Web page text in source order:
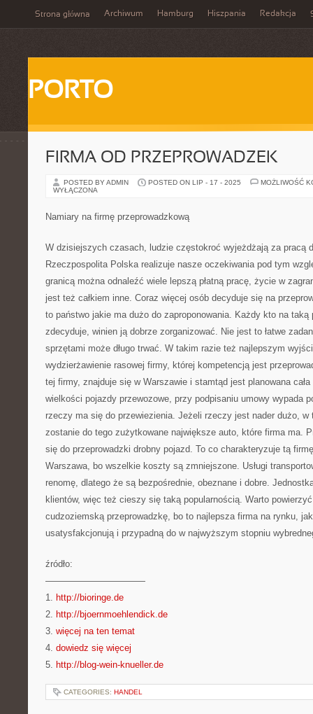
Strona główna Archiwum Hamburg Hiszpania Redakcja
PORTO
FIRMA OD PRZEPROWADZEK
POSTED BY ADMIN POSTED ON LIP - 17 - 2025
MOŻLIWOŚĆ
WYŁĄCZONA
Namiary na firmę przeprowadzkową
W dzisiejszych czasach, ludzie częstokroć wyjeżdżają za pracą
Rzeczpospolita Polska realizuje nasze oczekiwania pod tym
granicą można odnaleźć wiele lepszą płatną pracę, życie w
jest też całkiem inne. Coraz więcej osób decyduje się na
to państwo jakie ma dużo do zaproponowania. Każdy kto na taką
zdecyduje, winien ją dobrze zorganizować. Nie jest to łatwe
sprzętami może długo trwać. W takim razie też najlepszym
wydzierżawienie rasowej firmy, której kompetencją jest
tej firmy, znajduje się w Warszawie i stamtąd jest planowana
wielkości pojazdy przewozowe, przy podpisaniu umowy wypada
rzeczy ma się do przewiezienia. Jeżeli rzeczy jest nader dużo,
zostanie do tego zużytkowane największe auto, które firma ma.
się do przeprowadzki drobny pojazd. To co charakteryzuje tą
Warszawa, bo wszelkie koszty są zmniejszone. Usługi
renomę, dlatego że są bezpośrednie, obeznane i dobre.
klientów, więc też cieszy się taką popularnością. Warto
cudzoziemską przeprowadzkę, bo to najlepsza firma na rynku,
usatysfakcjonują i przypadną do w najwyższym stopniu
źródło:
———————————
1. http://bioringe.de
2. http://bjoernmoehlendick.de
3. więcej na ten temat
4. dowiedz się więcej
5. http://blog-wein-knueller.de
CATEGORIES: HANDEL